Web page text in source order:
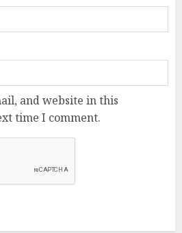
and website in this
time I comment.